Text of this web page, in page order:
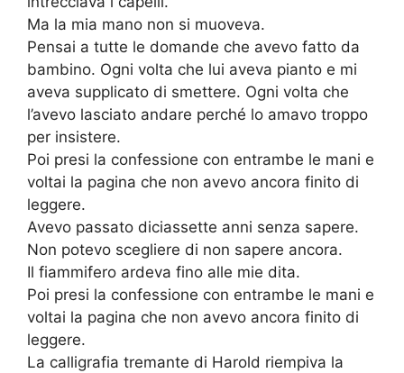
Ma la mia mano non si muoveva.
Pensai a tutte le domande che avevo fatto da
bambino. Ogni volta che lui aveva pianto e mi
aveva supplicato di smettere. Ogni volta che
l’avevo lasciato andare perché lo amavo troppo
per insistere.
Poi presi la confessione con entrambe le mani e
voltai la pagina che non avevo ancora finito di
leggere.
Avevo passato diciassette anni senza sapere.
Non potevo scegliere di non sapere ancora.
Il fiammifero ardeva fino alle mie dita.
Poi presi la confessione con entrambe le mani e
voltai la pagina che non avevo ancora finito di
leggere.
La calligrafia tremante di Harold riempiva la